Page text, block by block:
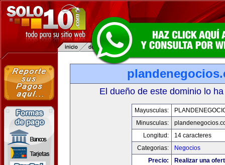
El dueño de este dominio lo
Mayusculas:
Minusculas:
Longitud:
14 caracteres
Categorias:
Negocios
Precio:
Realizar una